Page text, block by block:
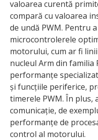
valoarea curentă
compară cu valoarea
de undă PWM. Pentru
microcontrolerele
motorului, cum ar fi
nucleul Arm din familia
performanțe
și funcțiile periferice,
timerele PWM. În plus,
comunicație, de
performanțe de
control al motorului.